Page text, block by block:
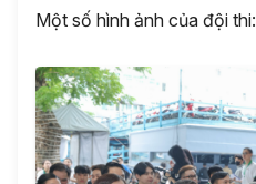
Một số hình ảnh của đội thi: